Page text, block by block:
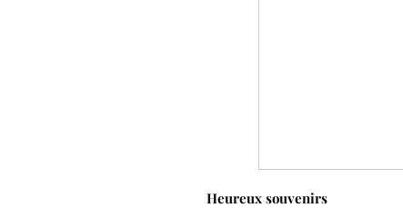
Heureux souvenirs